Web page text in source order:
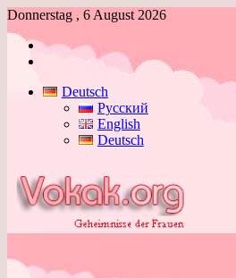
Donnerstag , 6 August 2026
Anmelden
Deutsch
Русский
English
Deutsch